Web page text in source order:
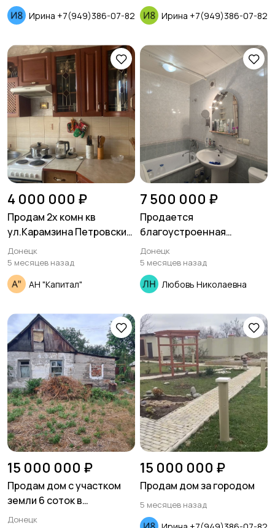
Ирина +7(949)386-07-82 Ирина +7(949)386-07-82
4 000 000 ₽
Продам 2х комн кв
ул.Карамзина Петровский
район
Донецк
5 месяцев назад
АН "Капитал"
7 500 000 ₽
Продается
благоустроенная
квартира по улице
Университетской
Донецк
5 месяцев назад
Любовь Николаевна
15 000 000 ₽
Продам дом с участком
земли 6 соток в
Ленинском районе по ул.
Донецк
15 000 000 ₽
Продам дом за городом
5 месяцев назад